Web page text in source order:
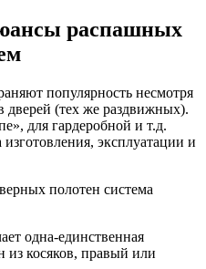
распашных
популярность несмотря
дверей (тех же раздвижных).
для гардеробной и т.д.
эксплуатации и
полотен система
одна-единственная
из косяков, правый или